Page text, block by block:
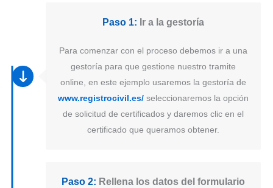
Paso 1: Ir a la gestoría
Para comenzar con el proceso debemos ir a una
gestoría para que gestione nuestro tramite
online, en este ejemplo usaremos la gestoría de
www.registrocivil.es/ seleccionaremos la opción
de solicitud de certificados y daremos clic en el
certificado que queramos obtener.
Paso 2: Rellena los datos del formulario